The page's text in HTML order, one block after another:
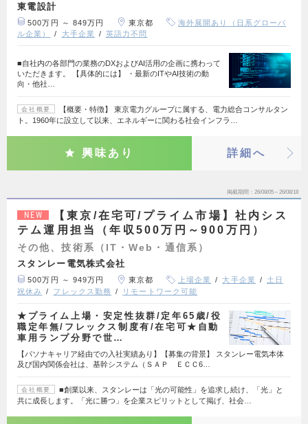
東電設計
500万円 ～ 849万円 東京都
海外展開あり（日系グローバ
ル企業）
大手企業 英語力不問
■自社内の各部門の業務のDXおよびAI活用の企画に携わって
いただきます。 【具体的には】 ・最新のITやAI技術の動
向・他社…
会社概要
【概要・特徴】 東京電力グループに属する、電力総合コンサルタン
ト。1960年に設立して以来、エネルギーに関わる社会インフラ…
興味あり 詳細へ
掲載期間 26/08/05～26/08/18
NEW
【東京/在宅可/プライム市場】社内シス
テム運用担当（年収500万円～900万円）
その他、技術系（IT・Web・通信系）
スタンレー電気株式会社
500万円 ～ 949万円 東京都 上場企業 大手企業
土日
祝休み
フレックス勤務 リモートワーク可能
★プライム上場・安定性抜群/定年65歳/役
職定年無/フレックス制度有/在宅可★自動
車用ランプ分野で世…
【パソナキャリア経由での入社実績あり】【募集の背景】 スタンレー電気本体
及び国内関係会社は、基幹システム（ＳＡＰ ＥＣＣ6…
会社概要
■創業以来、スタンレーは「光の可能性」を追求し続け、「光」と
共に成長します。「光に勝つ」を企業スピリットとして掲げ、社会…